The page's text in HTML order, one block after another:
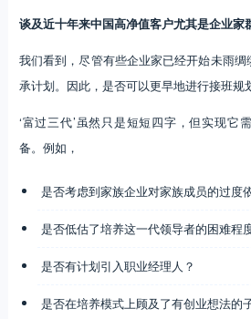
谈及近十年来中国高净值客户尤其是企业家
我们看到，尽管有些企业家已经开始未雨
承计划。因此，是否可以更早地进行接班规
‘富过三代’虽然只是短短四字，但实现它
备。例如，
是否考虑到家族企业对家族成员的过度
是否低估了培养这一代领导者的困难程
是否有计划引入职业经理人？
是否在培养模式上顾及了有创业想法的